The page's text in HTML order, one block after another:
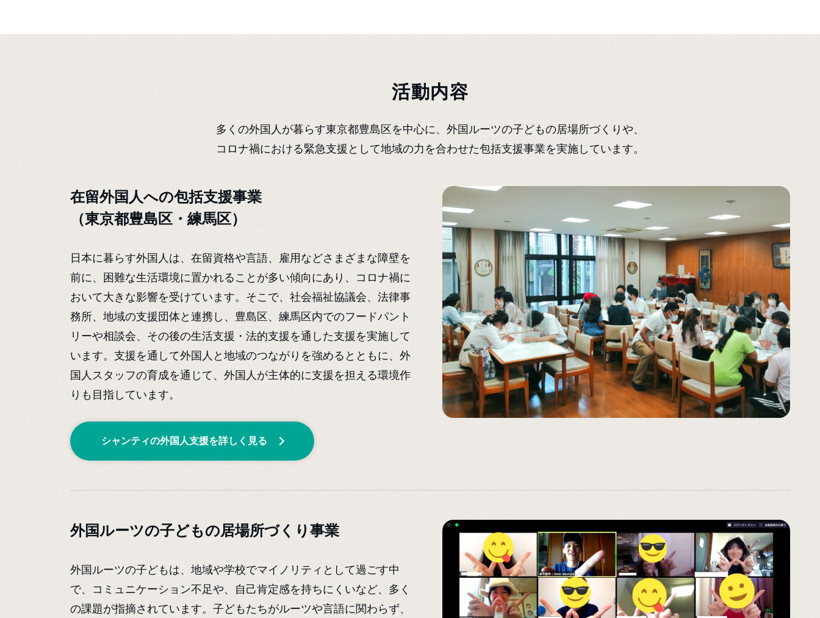
活動内容
多くの外国人が暮らす東京都豊島区を中心に、外国ルーツの子どもの居場所づくりや、
コロナ禍における緊急支援として地域の力を合わせた包括支援事業を実施しています。
在留外国人への包括支援事業
（東京都豊島区・練馬区）
日本に暮らす外国人は、在留資格や言語、雇用などさまざまな障壁を
前に、困難な生活環境に置かれることが多い傾向にあり、コロナ禍に
おいて大きな影響を受けています。そこで、社会福祉協議会、法律事
務所、地域の支援団体と連携し、豊島区、練馬区内でのフードパント
リーや相談会、その後の生活支援・法的支援を通した支援を実施して
います。支援を通して外国人と地域のつながりを強めるとともに、外
国人スタッフの育成を通じて、外国人が主体的に支援を担える環境作
りも目指しています。
シャンティの外国人支援を詳しく見る
外国ルーツの子どもの居場所づくり事業
外国ルーツの子どもは、地域や学校でマイノリティとして過ごす中
で、コミュニケーション不足や、自己肯定感を持ちにくいなど、多く
の課題が指摘されています。子どもたちがルーツや言語に関わらず、